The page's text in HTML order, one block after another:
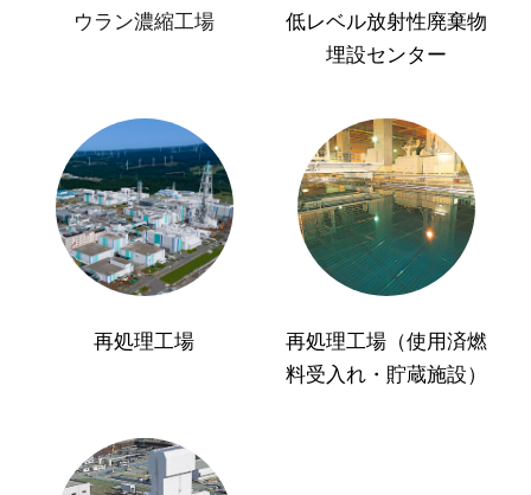
ウラン濃縮工場
低レベル放射性廃棄物
埋設センター
再処理工場
再処理工場（使用済燃
料受入れ・貯蔵施設）